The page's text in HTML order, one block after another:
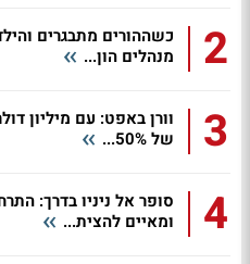
2
כשההורים מתבגרים
מנהלים הון...
3
וורן באפט: עם מיליון
של 50%...
4
סופר אל ניניו בדרך:
ומאיים להצית...